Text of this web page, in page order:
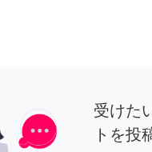
受けた
トを投